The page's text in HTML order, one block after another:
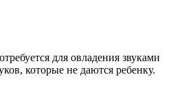
для овладения звуками
которые не даются ребенку.